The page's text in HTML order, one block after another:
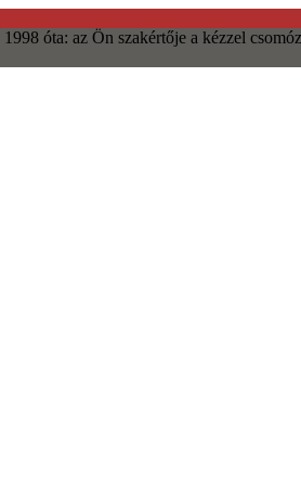
1998 óta: az Ön szakértője a kézzel